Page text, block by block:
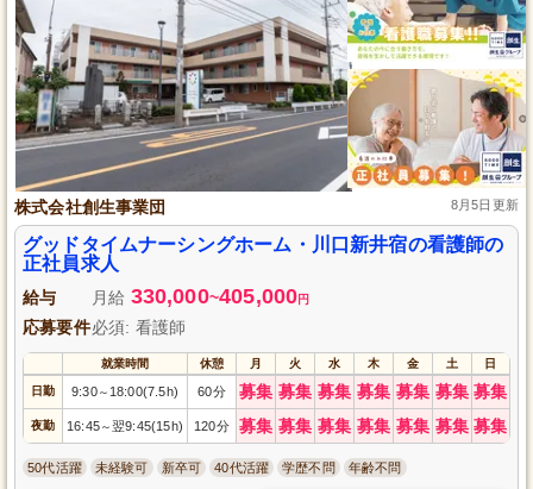
株式会社創生事業団 8月5日更新
グッドタイムナーシングホーム・川口新井宿の看護師の
正社員求人
給与 月給 330,000~405,000円
応募要件必須: 看護師
就業時間 休憩 月 火 水 木 金 土 日
日勤 9:30～ 18:00(7.5h) 60分 募集 募集 募集 募集 募集 募集 募集
夜勤 16:45～翌9:45(15h) 120分 募集 募集 募集 募集 募集 募集 募集
50代活躍 未経験可 新卒可 40代活躍 学歴不問 年齢不問